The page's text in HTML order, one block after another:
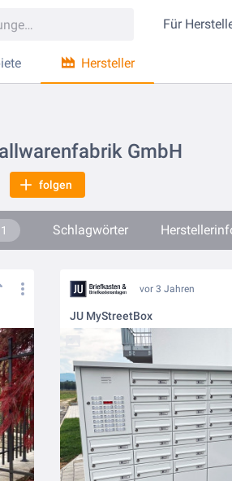
Für
Hersteller
GmbH
folgen
1 Schlagwörter
vor 3 Jahren
JU MyStreetBox